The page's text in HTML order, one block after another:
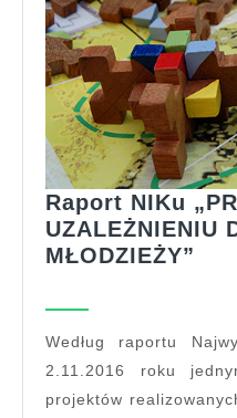
Raport NIKu
UZALEŻNIENIU
MŁODZIEŻY”
E-
Według raportu Najwyższej Izby Kontroli z dnia
2.11.2016 roku
projektów